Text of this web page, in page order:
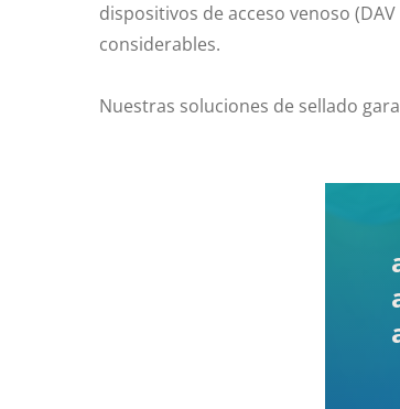
dispositivos de acceso venoso
considerables.
Nuestras soluciones de sellado